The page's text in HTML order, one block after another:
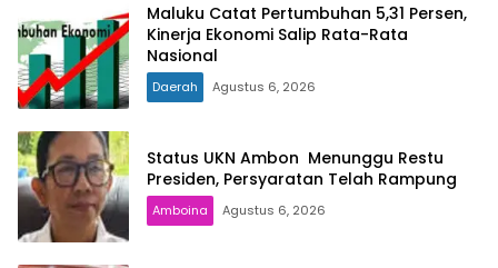
Maluku Catat Pertumbuhan 5,31 Persen,
Kinerja Ekonomi Salip Rata-Rata
Nasional
Daerah Agustus 6, 2026
Status UKN Ambon Menunggu Restu
Presiden, Persyaratan Telah Rampung
Amboina Agustus 6, 2026